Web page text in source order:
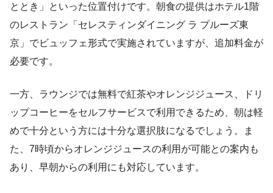
ととき」といった位置付けです。朝食の提供はホテル1階
のレストラン「セレスティンダイニング ラ プルーズ東
京」でビュッフェ形式で実施されていますが、追加料金が
必要です。
一方、ラウンジでは無料で紅茶やオレンジジュース、ドリ
ップコーヒーをセルフサービスで利用できるため、朝は軽
めで十分という方には十分な選択肢になるでしょう。ま
た、7時頃からオレンジジュースの利用が可能との案内も
あり、早朝からの利用にも対応しています。